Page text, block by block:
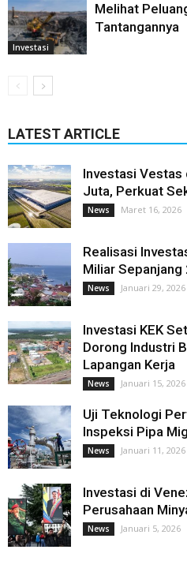
Investasi
Melihat
Tantangannya
LATEST ARTICLE
Investasi Vestas
Juta, Perkuat
News Maret 16, 2026
Realisasi
Miliar Sepanjang
News Januari 29, 2026
Investasi KEK
Dorong Industri
Lapangan Kerja
News Januari 15, 2026
Uji Teknologi
Inspeksi Pipa
News Januari 11, 2026
Investasi di
Perusahaan
News Januari 5, 2026